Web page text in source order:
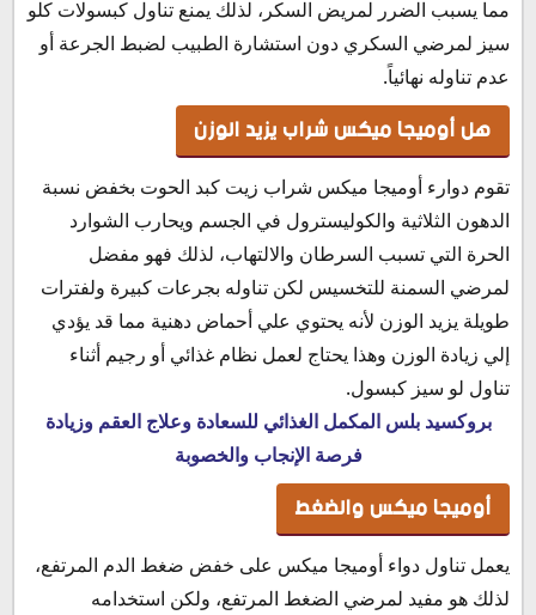
مما يسبب الضرر لمريض السكر، لذلك يمنع تناول كبسولات كلو
سيز لمرضي السكري دون استشارة الطبيب لضبط الجرعة أو
عدم تناوله نهائياً.
هل أوميجا ميكس شراب يزيد الوزن
تقوم دوارء أوميجا ميكس شراب زيت كبد الحوت بخفض نسبة
الدهون الثلاثية والكوليسترول في الجسم ويحارب الشوارد
الحرة التي تسبب السرطان والالتهاب، لذلك فهو مفضل
لمرضي السمنة للتخسيس لكن تناوله بجرعات كبيرة ولفترات
طويلة يزيد الوزن لأنه يحتوي علي أحماض دهنية مما قد يؤدي
إلي زيادة الوزن وهذا يحتاج لعمل نظام غذائي أو رجيم أثناء
تناول لو سيز كبسول.
بروكسيد بلس المكمل الغذائي للسعادة وعلاج العقم وزيادة
فرصة الإنجاب والخصوبة
أوميجا ميكس والضغط
يعمل تناول دواء أوميجا ميكس على خفض ضغط الدم المرتفع،
لذلك هو مفيد لمرضي الضغط المرتفع، ولكن استخدامه